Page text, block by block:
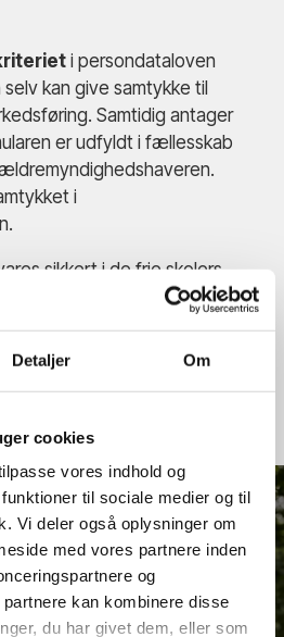
Detaljer Om
cookies
vores indhold og
til sociale medier og til
Vi deler også oplysninger om
med vores partnere inden
og
kan kombinere disse
du har givet dem, eller som
i persondataloven
kan give samtykke til
Samtidig antager
er udfyldt i fællesskab
i
sikkert i de frie skolers
så
loven.